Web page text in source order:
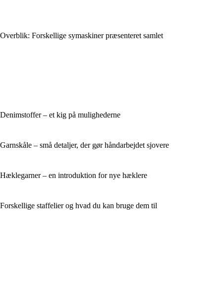
Overblik: Forskellige symaskiner præsenteret samlet
Denimstoffer – et kig på mulighederne
Garnskåle – små detaljer, der gør håndarbejdet sjovere
Hæklegarner – en introduktion for nye hæklere
Forskellige staffelier og hvad du kan bruge dem til